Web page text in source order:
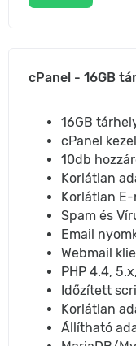
cPanel - 16GB
16GB
cPanel
10db
Korlátlan
Korlátlan E-
Spam és
Email
Webmail
PHP 4.4,
Időzített
Korlátlan
Állítható